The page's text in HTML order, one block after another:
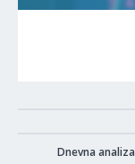
Dnevna analiza